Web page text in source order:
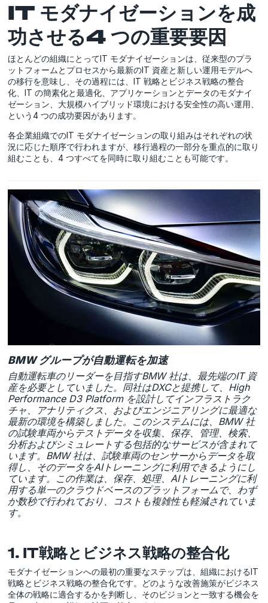
IT モダナイゼーションを成
功させる4 つの重要要因
ほとんどの組織にとってIT モダナイゼーションは、従来型のプラ
ットフォームとプロセスから最新のIT 資産と新しい運用モデルへ
の移行を意味し、その過程には、IT 戦略とビジネス戦略の整合
化、IT の簡素化と最適化、アプリケーションとデータのモダナイ
ゼーション、大規模ハイブリッド環境における安全性の高い運用、
という4 つの成功要因があります。
各企業組織でのIT モダナイゼーションの取り組みはそれぞれの状
況に応じた順序で行われますが、移行過程の一部分を重点的に取り
組むことも、4 つすべてを同時に取り組むことも可能です。
BMW グループが自動運転を加速
自動運転車のリーダーを目指すBMW 社は、最先端のIT 資
産を必要としていました。同社はDXCと提携して、High
Performance D3 Platform を設計してインフラストラク
チャ、アナリティクス、およびエンジニアリングに最適な
最新の環境を構築しました。このシステムには、BMW 社
の試験車両からテストデータを収集、保存、管理、検索、
分析およびシミュレートする包括的なサービスが含まれて
います。BMW 社は、試験車両のセンサーからデータを取
得し、そのデータをAIトレーニングに利用できるようにし
ています。この作業は、保存、処理、AIトレーニングに利
用する単一のクラウドベースのプラットフォームで、わず
か数秒で行われており、コストも複雑性も軽減されていま
す。
1. IT戦略とビジネス戦略の整合化
モダナイゼーションへの最初の重要なステップは、組織におけるIT
戦略とビジネス戦略の整合化です。どのような改善施策がビジネス
全体の戦略に適合するかを判断し、そのビジョンと一致する機会を